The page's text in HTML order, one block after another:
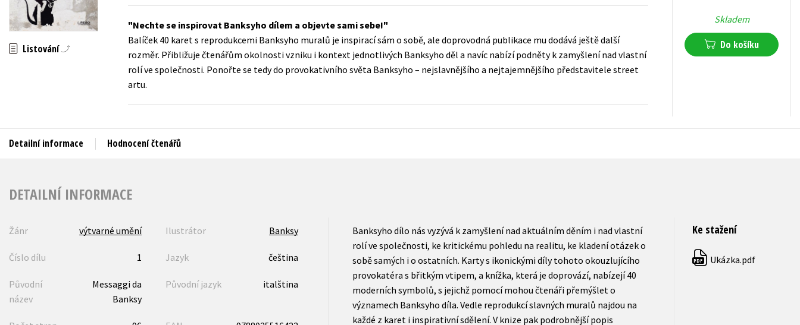
Auto - moto
Beletrie pro děti
Beletrie pro dospělé
Jazyky
Kalendáře
Kariéra a osobní rozvoj
Populárně - naučná pro dospělé
Populárně - naučné pro děti
Předškoláci
Příroda a zahrada
Zahraniční literatura
Zdraví a životní styl
Všechny tituly
Listování
Nechte se inspirovat Banksyho dílem a objevte sami sebe!
Balíček 40 karet s reprodukcemi Banksyho muralů je inspirací sám o sobě, ale doprovodná publikace mu dodává ještě další
rozměr. Přibližuje čtenářům okolnosti vzniku i kontext jednotlivých Banksyho děl a navíc nabízí podněty k zamyšlení nad vlastní
rolí ve společnosti. Ponořte se tedy do provokativního světa Banksyho – nejslavnějšího a nejtajemnějšího představitele street
artu.
Skladem
Do košíku
Detailní informace Hodnocení čtenářů
DETAILNÍ INFORMACE
Žánr výtvarné umění Ilustrátor Banksy
Číslo dílu 1 Jazyk čeština
Původní
název
Messaggi da
Banksy
Původní jazyk italština
Banksyho dílo nás vyzývá k zamyšlení nad aktuálním děním i nad vlastní
rolí ve společnosti, ke kritickému pohledu na realitu, ke kladení otázek o
sobě samých i o ostatních. Karty s ikonickými díly tohoto okouzlujícího
provokatéra s břitkým vtipem, a knížka, která je doprovází, nabízejí 40
moderních symbolů, s jejichž pomocí mohou čtenáři přemýšlet o
významech Banksyho díla. Vedle reprodukcí slavných muralů najdou na
každé z karet i inspirativní sdělení. V knize pak podrobnější popis
Ke stažení
PDF Ukázka.pdf